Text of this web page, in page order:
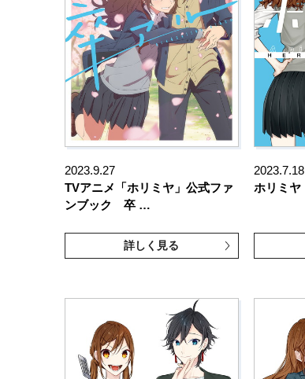
2023.9.27
TVアニメ「ホリミヤ」公式ファ
ンブック 卒 …
詳しく見る
2023.7.18
ホリミヤ